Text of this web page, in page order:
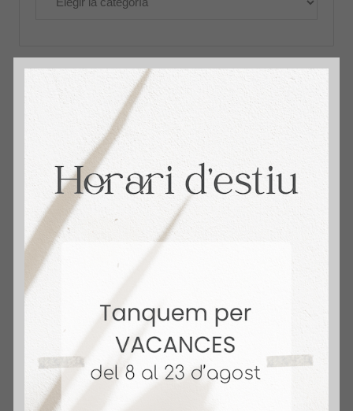
Reducciones fiscales en el arr...
26 mayo 2026
Guía Definitiva Ley 11/2025: ...
Plusvalía municipal en Barcel...
27 marzo 2024
Nuevo índice de precios de al...